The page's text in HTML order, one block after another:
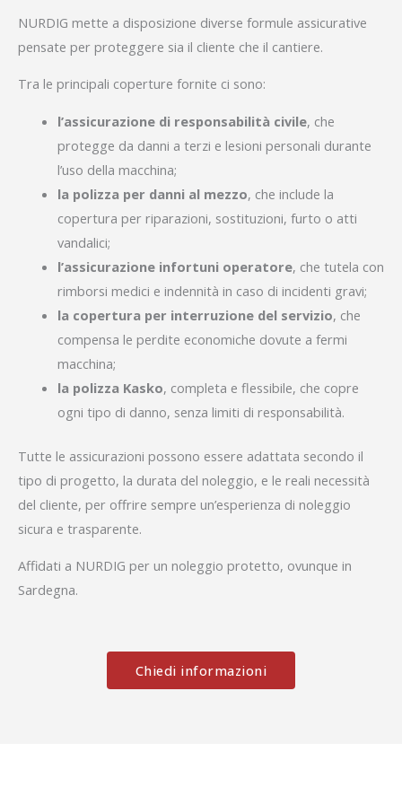
NURDIG mette a disposizione diverse formule assicurative
pensate per proteggere sia il cliente che il cantiere.
Tra le principali coperture fornite ci sono:
l’assicurazione di responsabilità civile, che
protegge da danni a terzi e lesioni personali durante
l’uso della macchina;
la polizza per danni al mezzo, che include la
copertura per riparazioni, sostituzioni, furto o atti
vandalici;
l’assicurazione infortuni operatore, che tutela con
rimborsi medici e indennità in caso di incidenti gravi;
la copertura per interruzione del servizio, che
compensa le perdite economiche dovute a fermi
macchina;
la polizza Kasko, completa e flessibile, che copre
ogni tipo di danno, senza limiti di responsabilità.
Tutte le assicurazioni possono essere adattata secondo il
tipo di progetto, la durata del noleggio, e le reali necessità
del cliente, per offrire sempre un’esperienza di noleggio
sicura e trasparente.
Affidati a NURDIG per un noleggio protetto, ovunque in
Sardegna.
Chiedi informazioni